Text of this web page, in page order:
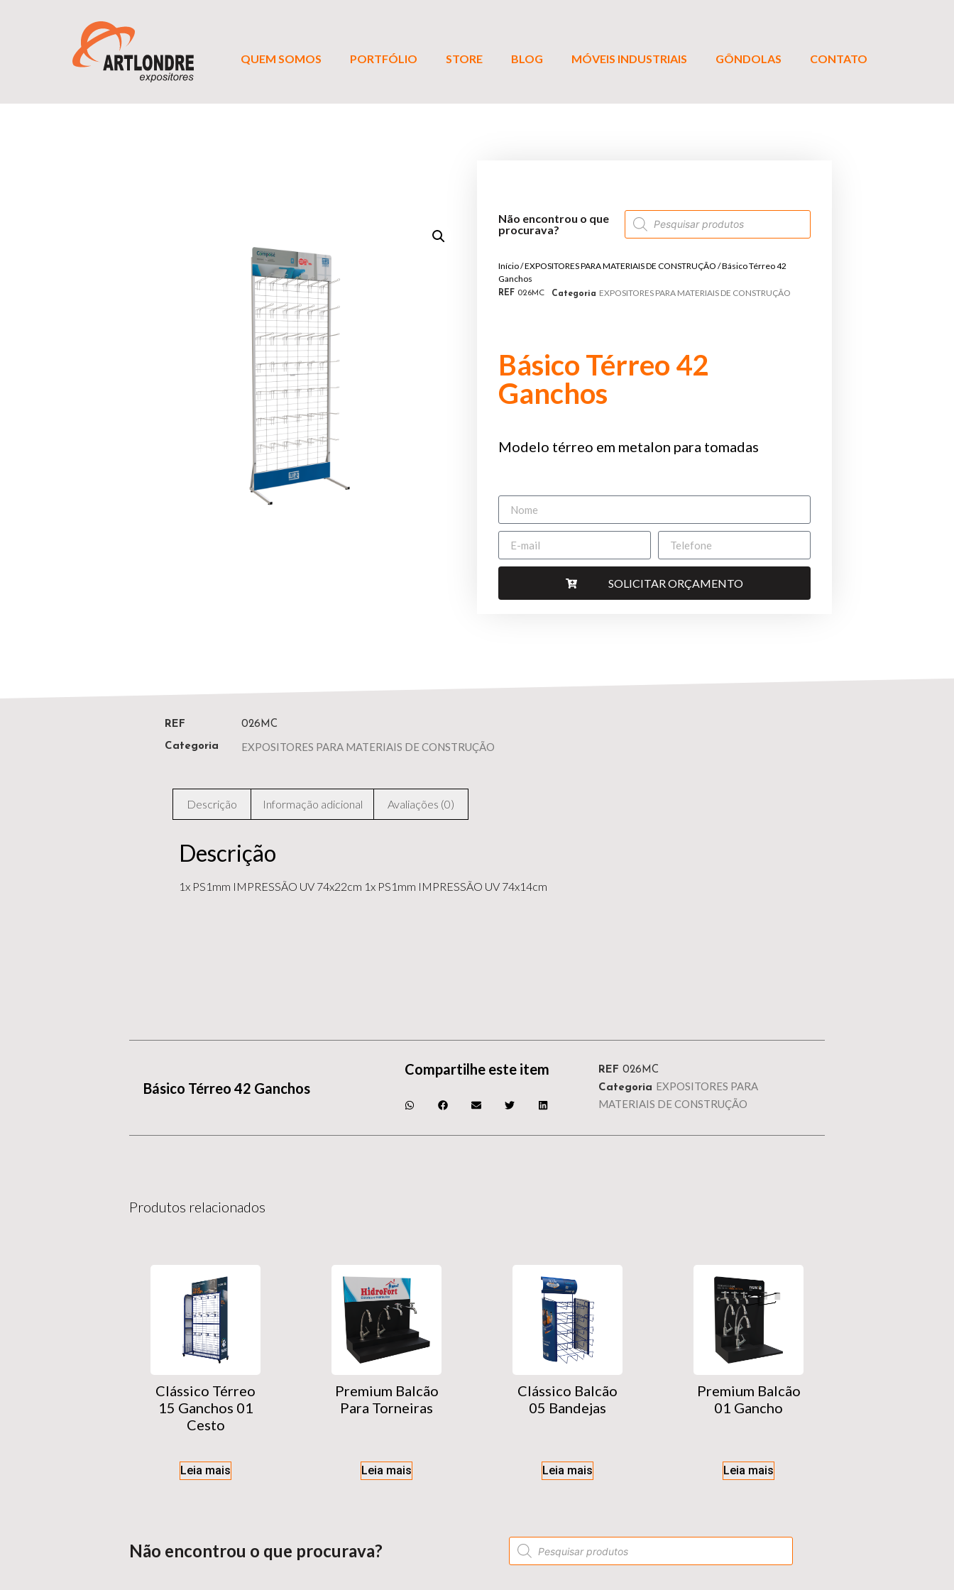
QUEM SOMOS PORTFÓLIO STORE BLOG MÓVEIS INDUSTRIAIS GÔNDOLAS CONTATO
Não encontrou o que
procurava?
Início/EXPOSITORES PARA MATERIAIS DE CONSTRUÇÃO / Básico Térreo 42
Ganchos
REF 026MC Categoria EXPOSITORES PARA MATERIAIS DE CONSTRUÇÃO
Básico Térreo 42
Ganchos
Modelo térreo em metalon para tomadas
SOLICITAR ORÇAMENTO
REF 026MC
Categoria EXPOSITORES PARA MATERIAIS DE CONSTRUÇÃO
Descrição Informação adicional Avaliações (0)
Descrição
1x PS1mm IMPRESSÃO UV 74x22cm 1x PS1mm IMPRESSÃO UV 74x14cm
Básico Térreo 42 Ganchos
Compartilhe este item REF 026MC
Categoria EXPOSITORES PARA
MATERIAIS DE CONSTRUÇÃO
Produtos relacionados
Clássico Térreo
15 Ganchos 01
Cesto
Leia mais
Premium Balcão
Para Torneiras
Leia mais
Clássico Balcão
05 Bandejas
Leia mais
Premium Balcão
01 Gancho
Leia mais
Não encontrou o que procurava?